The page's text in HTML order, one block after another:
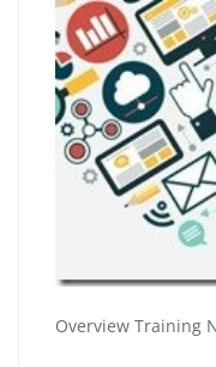
Overview Training